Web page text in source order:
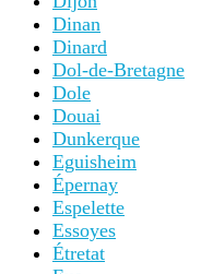
Dinan
Dinard
Dol-de-Bretagne
Dole
Douai
Dunkerque
Eguisheim
Épernay
Espelette
Essoyes
Étretat